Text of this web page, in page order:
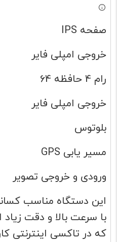
صفحه IPS
خروجی امپلی فایر
رام 4 حافظه 64
خروجی امپلی فایر
بلوتوس
مسیر یابی GPS
ورودی و خروجی تصویر
این دستگاه مناسب
با سرعت بالا و دقت
که در تاکسی اینترنتی